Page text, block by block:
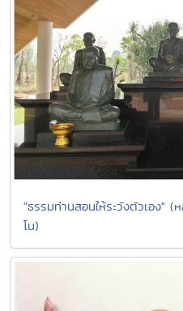
"ธรรมท่านสอนให้ระวังตัวเอง"
โน)